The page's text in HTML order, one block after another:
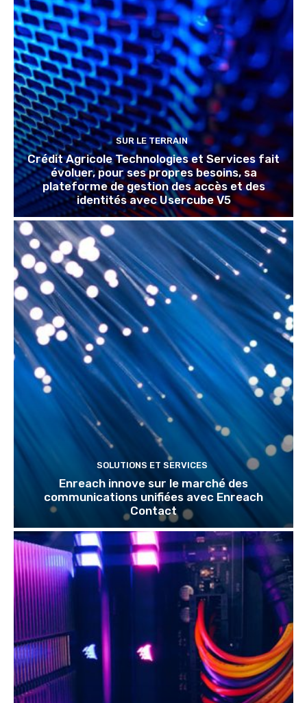
SUR LE TERRAIN
Crédit Agricole Technologies et Services fait
évoluer, pour ses propres besoins, sa
plateforme de gestion des accès et des
identités avec Usercube V5
SOLUTIONS ET SERVICES
Enreach innove sur le marché des
communications unifiées avec Enreach
Contact